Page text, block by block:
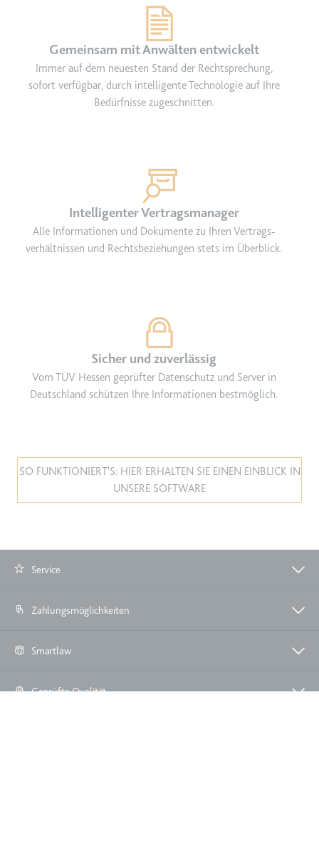
Gemeinsam mit Anwälten entwickelt
Immer auf dem neuesten Stand der Rechtsprechung,
sofort verfügbar, durch intelligente Technologie auf Ihre
Bedürfnisse zugeschnitten.
Intelligenter Vertragsmanager
Alle Informationen und Dokumente zu Ihren Vertrags­
verhältnissen und Rechtsbeziehungen stets im Überblick.
Sicher und zuverlässig
Vom TÜV Hessen geprüfter Datenschutz und Server in
Deutschland schützen Ihre Informationen bestmöglich.
SO FUNKTIONIERT'S: HIER ERHALTEN SIE EINEN EINBLICK IN
UNSERE SOFTWARE
Service
Zahlungsmöglichkeiten
Smartlaw
Geprüfte Qualität